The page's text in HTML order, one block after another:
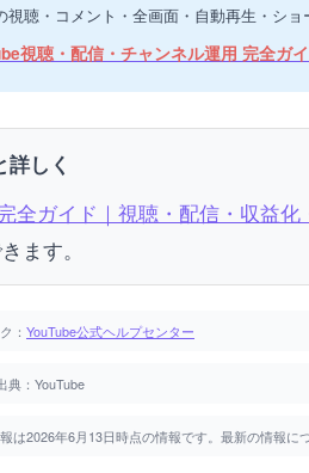
視聴・コメント・全画面・自動再生・シ
視聴・配信・チャンネル運用 完全ガ
しく
全ガイド｜視聴・配信・収益
ます。
： YouTube公式ヘルプセンター
典：YouTube
は2026年6月13日時点の情報です。最新の情報に